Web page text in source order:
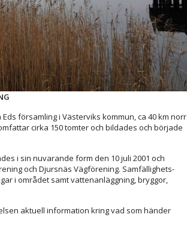
församling i Västerviks kommun, ca 40 km norr
cirka 150 tomter och bildades och började
i sin nuvarande form den 10 juli 2001 och
och Djursnäs Vägförening. Samfällighets-
i området samt vattenanläggning, bryggor,
aktuell information kring vad som händer